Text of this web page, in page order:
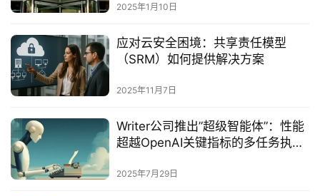
2025年1月10日
应对云安全困境：共享责任模型
（SRM）如何提供解决方案
2025年11月7日
Writer公司推出”超级智能体”：性能
超越OpenAI关键指标的多任务执行
2025年7月29日